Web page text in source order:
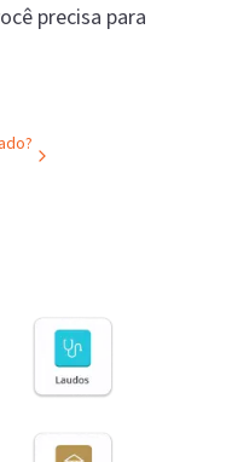
precisa para